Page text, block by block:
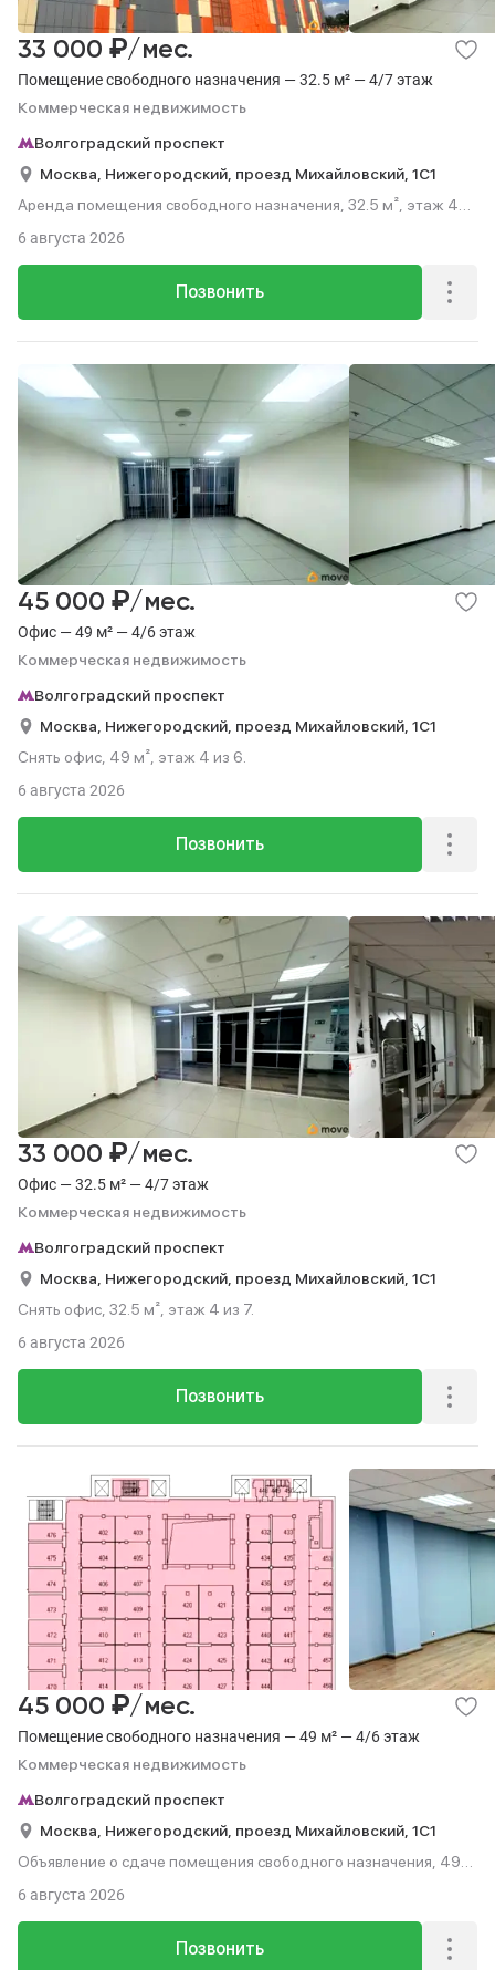
Помещение свободного назначения — 32.5 м² — 4/7 этаж
Коммерческая недвижимость
33 000 ₽/мес.
Волгоградский проспект
Москва, Нижегородский, проезд Михайловский, 1С1
Аренда помещения свободного назначения, 32.5 м², этаж 4
Позвонить
6 августа 2026
Офис — 49 м² — 4/6 этаж
Коммерческая недвижимость
45 000 ₽/мес.
Волгоградский проспект
Москва, Нижегородский, проезд Михайловский, 1С1
Снять офис, 49 м², этаж 4 из 6.
Позвонить
6 августа 2026
Офис — 32.5 м² — 4/7 этаж
Коммерческая недвижимость
33 000 ₽/мес.
Волгоградский проспект
Москва, Нижегородский, проезд Михайловский, 1С1
Снять офис, 32.5 м², этаж 4 из 7.
Позвонить
6 августа 2026
Помещение свободного назначения — 49 м² — 4/6 этаж
Коммерческая недвижимость
45 000 ₽/мес.
Волгоградский проспект
Москва, Нижегородский, проезд Михайловский, 1С1
Объявление о сдаче помещения свободного назначения, 49
Позвонить
6 августа 2026